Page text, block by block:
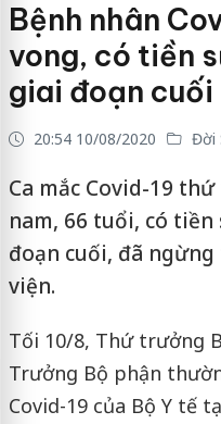
Bệnh nhân
vong, có tiền
giai đoạn cuối
20:54 10/08/2020 Đời
Ca mắc Covid-19
nam, 66 tuổi, có
đoạn cuối, đã
viện.
Tối 10/8, Thứ trưởng
Trưởng Bộ phận
Covid-19 của Bộ Y tế